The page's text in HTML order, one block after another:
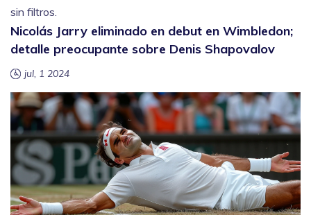
sin filtros.
Nicolás Jarry eliminado en debut en Wimbledon;
detalle preocupante sobre Denis Shapovalov
jul, 1 2024